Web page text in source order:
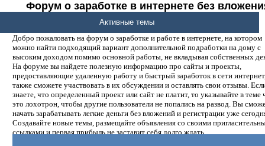
Форум о заработке в интернете без
денег.
Добро пожаловать на форум о заработке и работе в интернете, на котором
можно найти подходящий вариант дополнительной подработки на дому с
высоким доходом помимо основной работы, не вкладывая собственных
На форуме вы найдете полезную информацию про сайты и проекты,
предоставляющие удаленную работу и быстрый заработок в сети
также сможете участвовать в их обсуждении и оставлять свои отзывы.
знаете, что определенный проект или сайт не платит, то указывайте в теме
это лохотрон, чтобы другие пользователи не попались на развод. Вы
начать зарабатывать легкие деньги без вложений и регистрации уже
Создавайте новые темы, размещайте объявления со своими
ссылками и первая прибыль не заставит себя долго ждать.
Активные темы